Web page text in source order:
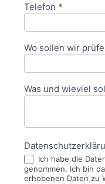
Telefon *
Wo sollen wir
Was und wieviel
Ich habe die
genommen. Ich bin
erhobenen Daten zu